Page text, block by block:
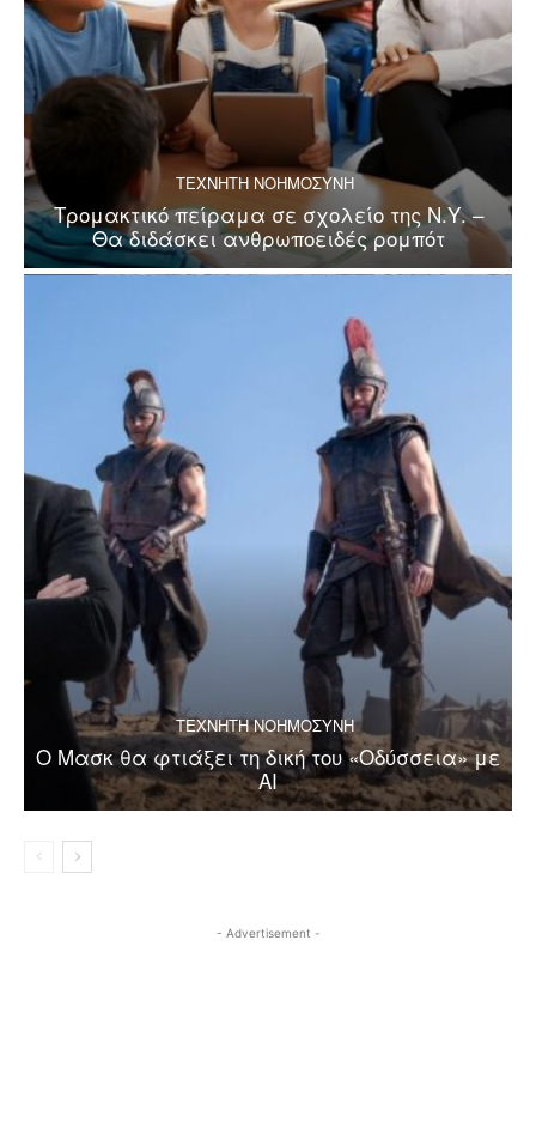
ΤΕΧΝΗΤΗ ΝΟΗΜΟΣΥΝΗ
Τρομακτικό πείραμα σε σχολείο της Ν.Υ. –
Θα διδάσκει ανθρωποειδές ρομπότ
ΤΕΧΝΗΤΗ ΝΟΗΜΟΣΥΝΗ
Ο Μασκ θα φτιάξει τη δική του «Οδύσσεια» με
AI
- Advertisement -